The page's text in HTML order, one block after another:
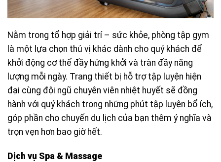
Nằm trong tổ hợp giải trí – sức khỏe, phòng tập gym
là một lựa chọn thú vị khác dành cho quý khách để
khởi động cơ thể đầy hứng khởi và tràn đầy năng
lượng mỗi ngày. Trang thiết bị hỗ trợ tập luyện hiện
đại cùng đội ngũ chuyên viên nhiệt huyết sẽ đồng
hành với quý khách trong những phút tập luyện bổ ích,
góp phần cho chuyến du lịch của bạn thêm ý nghĩa và
trọn vẹn hơn bao giờ hết.
Dịch vụ Spa & Massage